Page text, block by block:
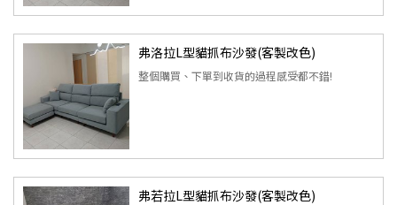
弗洛拉L型貓抓布沙發(客製改色)
整個購買、下單到收貨的過程感受都不錯!
弗若拉L型貓抓布沙發(客製改色)